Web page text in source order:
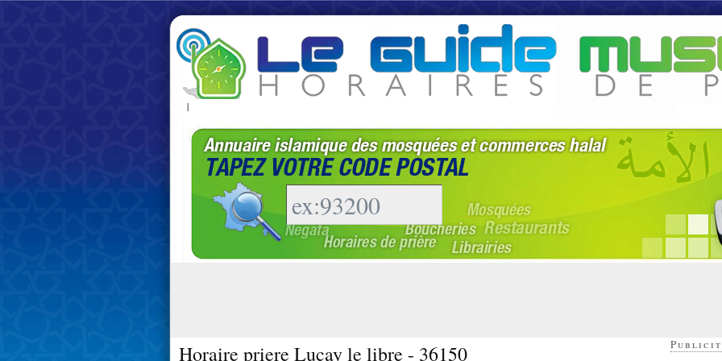
|
Horaire priere Lucay le libre - 36150